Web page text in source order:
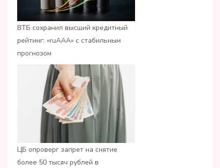
ВТБ сохранил высший кредитный
рейтинг: «ruАAA» с стабильным
прогнозом
ЦБ опроверг запрет на снятие
более 50 тысяч рублей в